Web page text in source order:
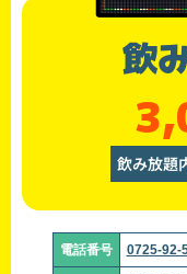
飲
飲み放題
電話番号 0725-92-